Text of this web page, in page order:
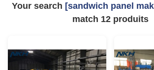
Your search [sandwich panel
match 12produits